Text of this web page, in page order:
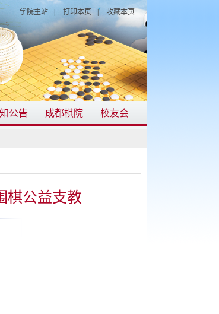
学院主站 打印本页 收藏本页
公告 成都棋院 校友会
棋公益支教